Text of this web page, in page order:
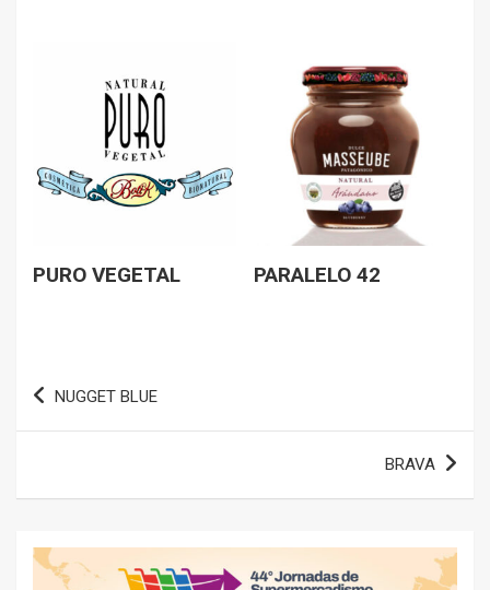
PURO VEGETAL PARALELO 42
Navegación
NUGGET BLUE
BRAVA